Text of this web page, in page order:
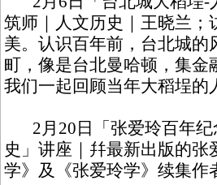
筑师｜人文历史｜王晓兰
美。认识百年前，台北城
町，像是台北曼哈顿，集金
我们一起回顾当年大稻埕的
2月20日「张爱玲百年纪
史」讲座｜幷最新出版的
学》及《张爱玲学》续集作